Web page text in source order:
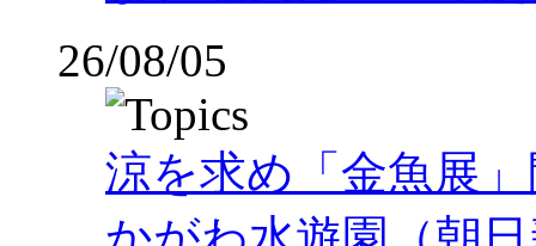
26/08/05
涼を求め「金魚展